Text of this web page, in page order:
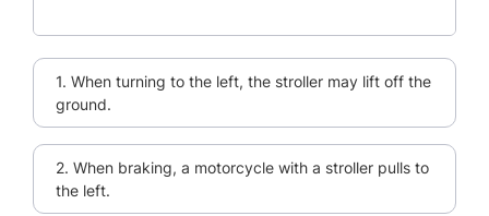
1. When turning to the left, the stroller may lift off the
ground.
2. When braking, a motorcycle with a stroller pulls to
the left.